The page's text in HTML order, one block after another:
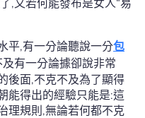
,又若何能發布是女人“易
平,有一分論聽說一分包
有一分論據卻說非常
後面,不克不及為了顯得
能得出的經驗只能是:這
理規則,無論若何都不克